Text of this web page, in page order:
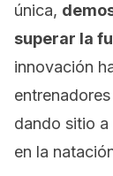
única,
superar la
innovación
dando sitio
en la